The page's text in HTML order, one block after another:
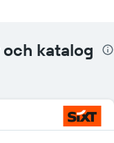
katalog